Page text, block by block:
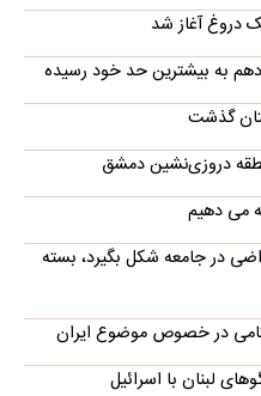
دروغ آغاز شد
به بیشترین حد خود رسیده
دروزی‌نشین دمشق
می دهیم
در جامعه شکل بگیرد، بسته
لبنان با اسرائیل